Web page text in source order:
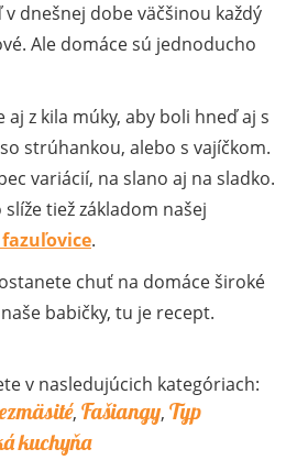
v dnešnej dobe väčšinou každý
Ale domáce sú jednoducho
z kila múky, aby boli hneď aj s
strúhankou, alebo s vajíčkom.
variácií, na slano aj na sladko.
tiež základom našej
.
chuť na domáce široké
babičky, tu je recept.
v nasledujúcich kategóriach:
, Fašiangy, Typ
kuchyňa